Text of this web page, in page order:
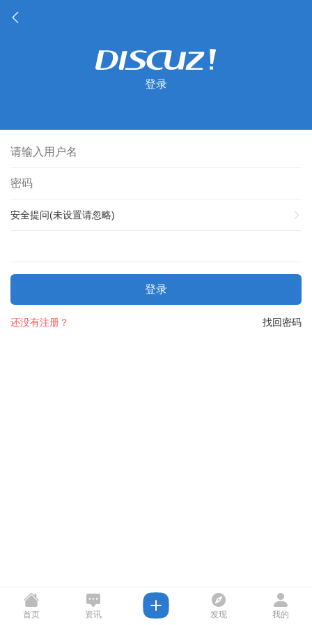
登录
安全提问(未设置请忽略)
登录
找回密码
还没有注册？
首页 资讯 发现 我的